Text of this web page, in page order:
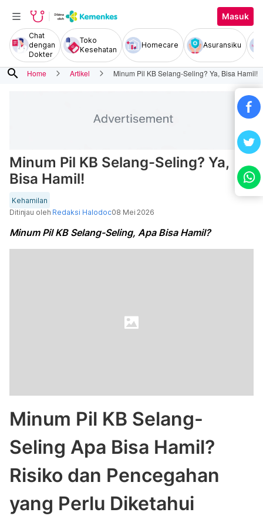
Masuk
Chat
dengan
Dokter
Toko
Kesehatan
Homecare Asuransiku
search Home Artikel Minum Pil KB Selang-Seling? Ya, Bisa Hamil!
Minum Pil KB Selang-Seling? Ya,
Bisa Hamil!
Kehamilan
Ditinjau oleh Redaksi Halodoc08 Mei 2026
Minum Pil KB Selang-Seling, Apa Bisa Hamil?
Minum Pil KB Selang-
Seling Apa Bisa Hamil?
Risiko dan Pencegahan
yang Perlu Diketahui